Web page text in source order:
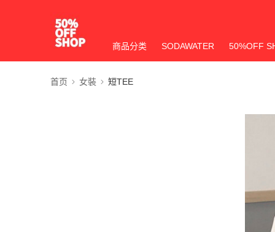
商品分类 SODAWATER 50%OFF
首页 女裝 短TEE